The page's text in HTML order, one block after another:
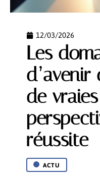
12/03/2026
Les
de vraies
réussite
ACTU